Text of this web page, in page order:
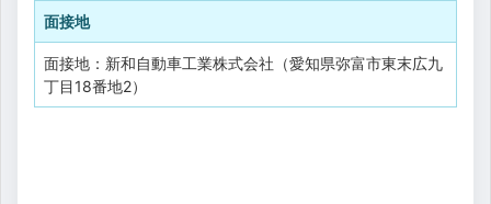
面接地
面接地：新和自動車工業株式会社（愛知県弥富市東末広九
丁目18番地2）